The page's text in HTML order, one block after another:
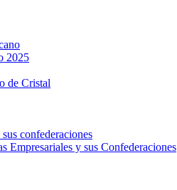
2025
de Cristal
confederaciones
Empresariales y sus Confederaciones